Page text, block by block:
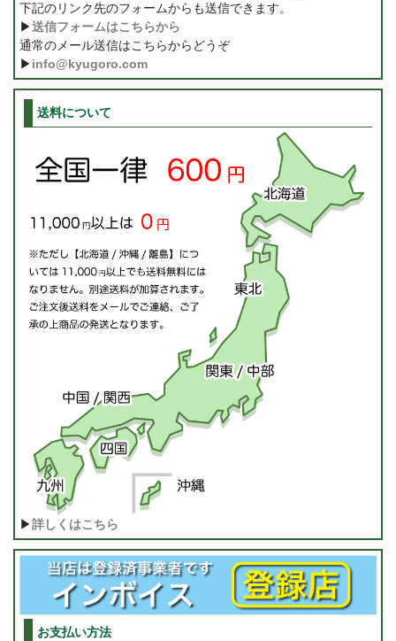
下記のリンク先のフォームからも送信できます。
▶送信フォームはこちらから
通常のメール送信はこちらからどうぞ
▶ info@kyugoro.com
送料について
▶詳しくはこちら
お支払い方法